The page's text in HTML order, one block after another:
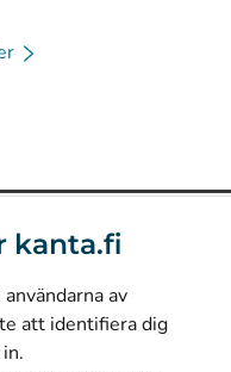
kanta.fi
av
att identifiera dig
)
)